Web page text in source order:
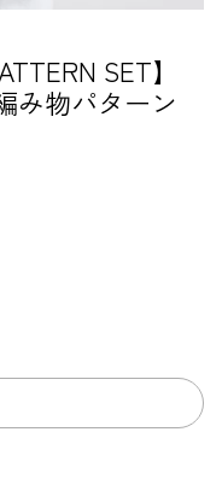
SET】
み物パターン